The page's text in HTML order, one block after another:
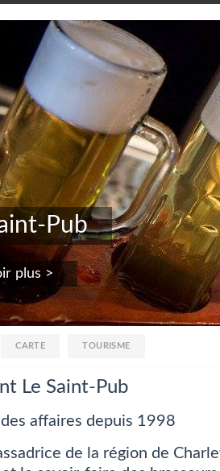
Pub
plus >
CARTE TOURISME
Le Saint-Pub
affaires depuis 1998
de la région de